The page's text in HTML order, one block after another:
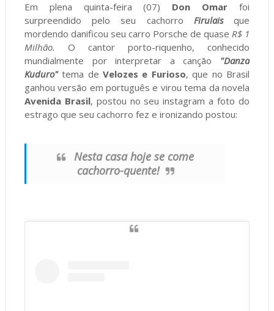
Em plena quinta-feira (07) Don Omar foi
surpreendido pelo seu cachorro Firulaisque
mordendo danificou seu carro Porsche de quaseR$ 1
Milhão. O cantor porto-riquenho, conhecido
mundialmente por interpretar a canção "Danza
Kuduro"tema deVelozes e Furioso, que no Brasil
ganhou versão em português e virou tema da novela
Avenida Brasil, postou no seu instagram a foto do
estrago que seu cachorro fez e ironizando postou:
Nesta casa hoje se come
cachorro-quente!